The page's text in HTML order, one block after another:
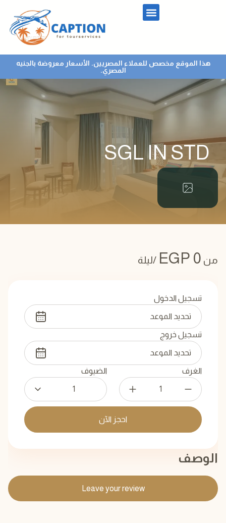
هذا الموقع مخصص للعملاء المصريين. الأسعار معروضة بالجنيه
المصري.
SGL IN STD
من 0
EGP /ليلة
تسجيل الدخول
تسجيل خروج
الغرف الضيوف
1
احجز الآن
الوصف
Leave your review